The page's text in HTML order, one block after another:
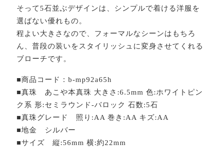
そって5石並ぶデザインは、シンプルで着ける洋服を
選ばない優れもの。
程よい大きさなので、フォーマルなシーンはもちろ
ん、普段の装いをスタイリッシュに変身させてくれる
ブローチです。
■商品コード：b-mp92a65h
■真珠 あこや本真珠 大きさ:6.5mm 色:ホワイトピン
ク系 形:セミラウンド-バロック 石数:5石
■真珠グレード 照り:AA 巻き:AA キズ:AA
■地金 シルバー
■サイズ 縦:56mm 横:約22mm